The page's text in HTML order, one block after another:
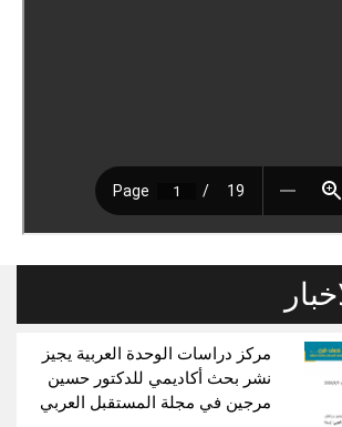
مركز دراسات الوحدة العربية يجيز
نشر بحث أكاديمي للدكتور حسين
مرجين في مجلة المستقبل العربي